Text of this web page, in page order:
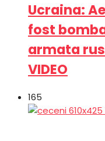
Ucraina:
fost
armata
VIDEO
165